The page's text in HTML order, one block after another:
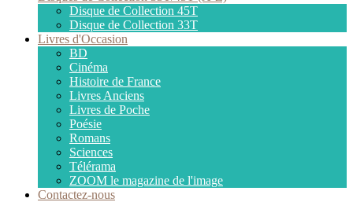
Disque de Collection 45T
Disque de Collection 33T
Livres d'Occasion
BD
Cinéma
Histoire de France
Livres Anciens
Livres de Poche
Poésie
Romans
Sciences
Télérama
ZOOM le magazine de l'image
Contactez-nous